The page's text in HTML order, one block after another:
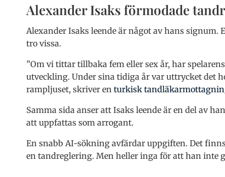
Alexander Isaks förmodade
Alexander Isaks leende är något av hans
tro vissa.
”Om vi tittar tillbaka fem eller sex år, har
utveckling. Under sina tidiga år var uttrycket det
rampljuset, skriver en turkisk
Samma sida anser att Isaks leende är en del av
att uppfattas som arrogant.
En snabb AI-sökning avfärdar uppgiften. Det
en tandreglering. Men heller inga för att han inte